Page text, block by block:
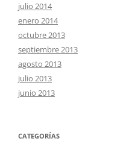
julio 2014
enero 2014
octubre 2013
septiembre 2013
agosto 2013
julio 2013
junio 2013
CATEGORÍAS